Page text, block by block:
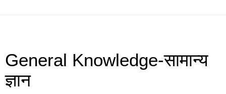
General Knowledge-सामान्य
ज्ञान